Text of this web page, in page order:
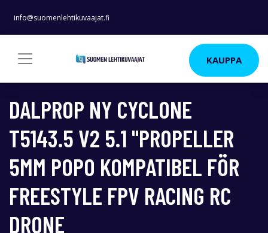
info@suomenlehtikuvaajat.fi
KAUPPA
DALPROP NY CYCLONE
T5143.5 V2 5.1 "PROPELLER
5MM POPO KOMPATIBEL FÖR
FREESTYLE FPV RACING RC
DRONE